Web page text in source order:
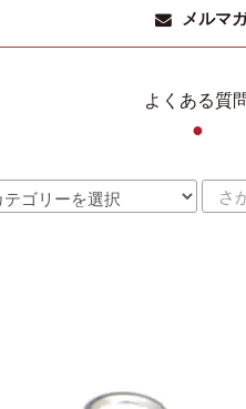
メルマ
よくある質
●